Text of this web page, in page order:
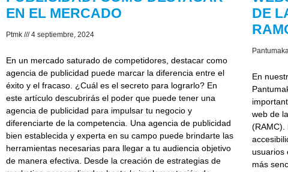
EN EL MERCADO
Ptmk 4 septiembre, 2024
En un mercado saturado de competidores, destacar como
agencia de publicidad puede marcar la diferencia entre el
éxito y el fracaso. ¿Cuál es el secreto para lograrlo? En
este artículo descubrirás el poder que puede tener una
agencia de publicidad para impulsar tu negocio y
diferenciarte de la competencia. Una agencia de publicidad
bien establecida y experta en su campo puede brindarte las
herramientas necesarias para llegar a tu audiencia objetivo
de manera efectiva. Desde la creación de estrategias de
DE
En
web de
(RAMC).
usuarios
más